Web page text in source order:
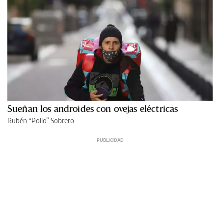
Sueñan los androides con ovejas eléctricas
Rubén “Pollo” Sobrero